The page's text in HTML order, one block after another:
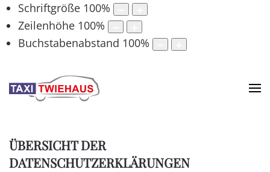
Schriftgröße 100%
Zeilenhöhe 100%
Buchstabenabstand 100%
ÜBERSICHT DER
DATENSCHUTZERKLÄRUNGEN